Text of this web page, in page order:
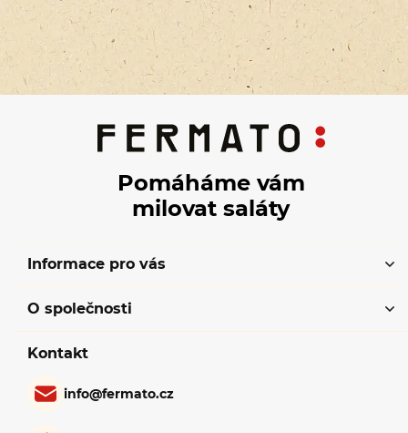
Pomáháme vám
milovat saláty
Informace pro vás
O společnosti
Kontakt
info@fermato.cz